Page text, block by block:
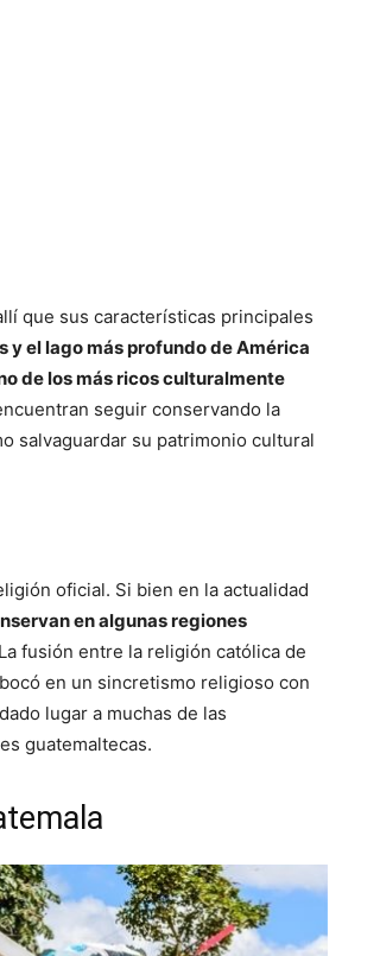
que sus características principales
y el lago más profundo de América
de los más ricos culturalmente
seguir conservando la
salvaguardar su patrimonio cultural
oficial. Si bien en la actualidad
en algunas regiones
fusión entre la religión católica de
en un sincretismo religioso con
lugar a muchas de las
guatemaltecas.